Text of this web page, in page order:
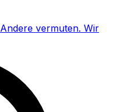
Andere vermuten. Wir